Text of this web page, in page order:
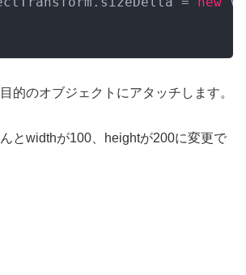
的のオブジェクトにアタッチします。
とwidthが100、heightが200に変更で